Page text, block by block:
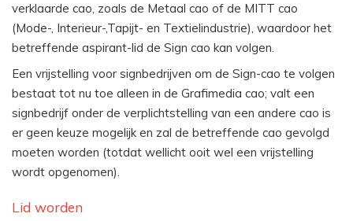
verklaarde cao, zoals de Metaal cao of de MITT cao
(Mode-, Interieur-,Tapijt- en Textielindustrie), waardoor het
betreffende aspirant-lid de Sign cao kan volgen.
Een vrijstelling voor signbedrijven om de Sign-cao te volgen
bestaat tot nu toe alleen in de Grafimedia cao; valt een
signbedrijf onder de verplichtstelling van een andere cao is
er geen keuze mogelijk en zal de betreffende cao gevolgd
moeten worden (totdat wellicht ooit wel een vrijstelling
wordt opgenomen).
Lid worden